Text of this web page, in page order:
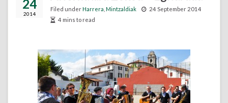
24
2014
Filed underHarrera Mintzaldiak
24 September 2014
4 mins to read